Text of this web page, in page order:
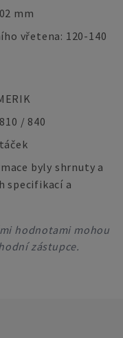
mm
vřetena: 120-140
/ 840
byly shrnuty a
specifikací a
hodnotami mohou
zástupce.